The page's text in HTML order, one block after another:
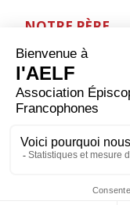
NOTRE PÈRE
ORAISON
Dans ton amour
puissant, tu
de leurs mérites et
l'inquiète et en
demander.